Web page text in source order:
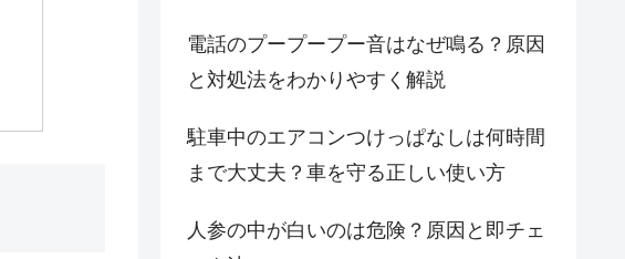
電話のプープープー音はなぜ鳴る？原因
と対処法をわかりやすく解説
駐車中のエアコンつけっぱなしは何時間
まで大丈夫？車を守る正しい使い方
人参の中が白いのは危険？原因と即チェ